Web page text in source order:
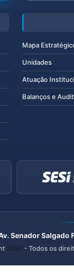
Mapa
Unidades
Atuação
Balanços e
Senador
2026 - Todos os